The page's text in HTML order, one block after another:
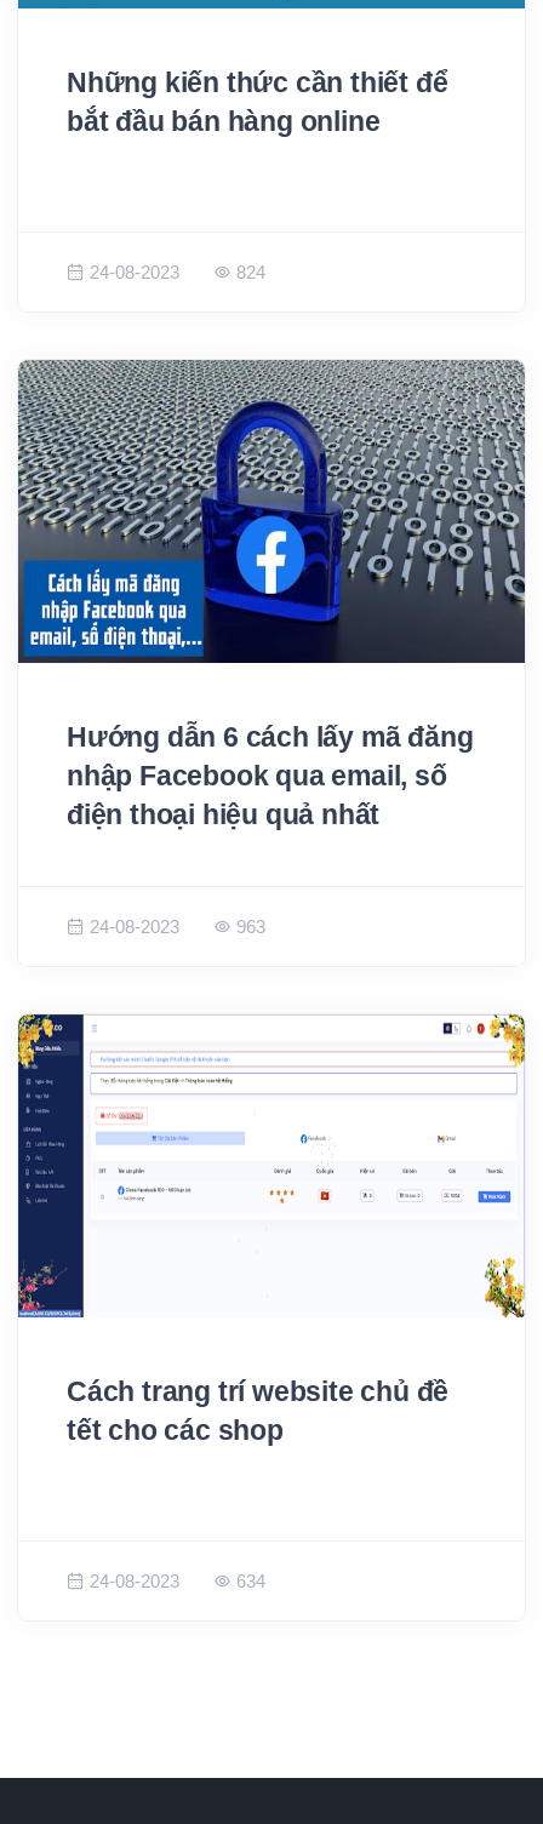
Những kiến thức cần thiết để
bắt đầu bán hàng online
24-08-2023 824
Hướng dẫn 6 cách lấy mã đăng
nhập Facebook qua email, số
điện thoại hiệu quả nhất
24-08-2023 963
Cách trang trí website chủ đề
tết cho các shop
24-08-2023 634